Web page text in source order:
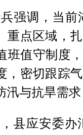
强调，当
重点区域，
班值守制度
，密切跟踪
汛与抗旱需
县应安委办